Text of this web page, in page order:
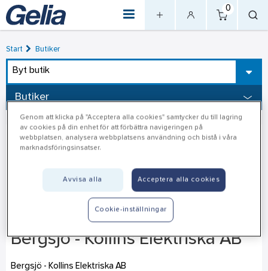
0
Start Butiker
Byt butik
Butiker
Bergsjö - Kollins Elektriska AB
Bergsjö - Kollins Elektriska AB
Genom att klicka på "Acceptera alla cookies" samtycker du till lagring
av cookies på din enhet för att förbättra navigeringen på
webbplatsen, analysera webbplatsens användning och bistå i våra
marknadsföringsinsatser.
Avvisa alla Acceptera alla cookies
Cookie-inställningar